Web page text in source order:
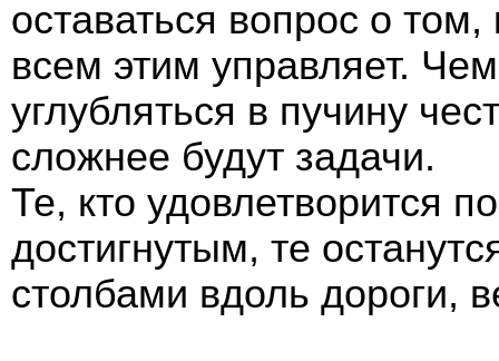
оставаться вопрос о том,
всем этим управляет.
углубляться в пучину
сложнее будут задачи.
Те, кто удовлетворится
достигнутым, те
столбами вдоль дороги,